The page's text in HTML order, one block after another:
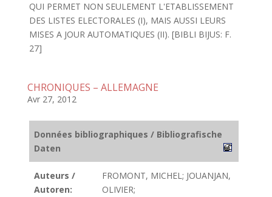
QUI PERMET NON SEULEMENT L'ETABLISSEMENT
DES LISTES ELECTORALES (I), MAIS AUSSI LEURS
MISES A JOUR AUTOMATIQUES (II). [BIBLI BIJUS: F.
27]
CHRONIQUES – ALLEMAGNE
Avr 27, 2012
Données bibliographiques / Bibliografische
Daten
Auteurs /
Autoren:
FROMONT, MICHEL; JOUANJAN,
OLIVIER;